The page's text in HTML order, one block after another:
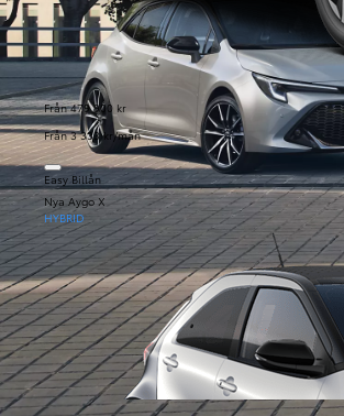
Från 479 900 kr
Från 3 333 kr/mån
Easy Billån
Nya Aygo X
HYBRID